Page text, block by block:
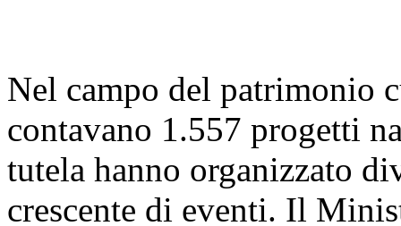
Nel campo del patrimonio
contavano 1.557 progetti
tutela hanno organizzato
crescente di eventi. Il